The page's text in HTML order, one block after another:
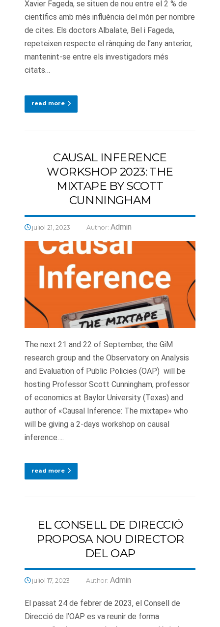
Xavier Fageda, se situen de nou entre el 2 % de
científics amb més influència del món per nombre
de cites. Els doctors Albalate, Bel i Fageda,
repeteixen respecte el rànquing de l’any anterior,
mantenint-se entre els investigadors més
citats…
read more
CAUSAL INFERENCE
WORKSHOP 2023: THE
MIXTAPE BY SCOTT
CUNNINGHAM
juliol 21, 2023 Author: Admin
The next 21 and 22 of September, the GiM
research group and the Observatory on Analysis
and Evaluation of Public Policies (OAP) will be
hosting Professor Scott Cunningham, professor
of economics at Baylor University (Texas) and
author of «Causal Inference: The mixtape» who
will be giving a 2-days workshop on causal
inference….
read more
EL CONSELL DE DIRECCIÓ
PROPOSA NOU DIRECTOR
DEL OAP
juliol 17, 2023 Author: Admin
El passat 24 de febrer de 2023, el Consell de
Direcció de l’OAP es va reunir de forma